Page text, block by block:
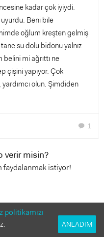
kadar çok iyiydi.
Beni bile
oğlum kreşten gelmiş
su dolu bidonu yalnız
belini mi ağrıttı ne
çişini yapıyor. Çok
olun. Şimdiden
chat 1
verir misin?
faydalanmak istiyor!
politikamızı
ANLADIM